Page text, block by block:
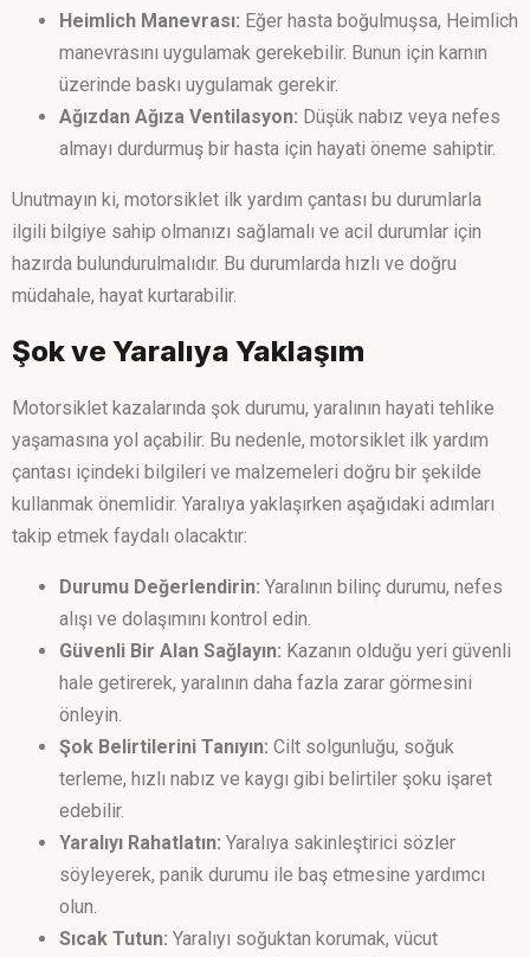
Heimlich Manevrası: Eğer hasta boğulmuşsa, Heimlich
manevrasını uygulamak gerekebilir. Bunun için karnın
üzerinde baskı uygulamak gerekir.
Ağızdan Ağıza Ventilasyon: Düşük nabız veya nefes
almayı durdurmuş bir hasta için hayati öneme sahiptir.
Unutmayın ki, motorsiklet ilk yardım çantası bu durumlarla
ilgili bilgiye sahip olmanızı sağlamalı ve acil durumlar için
hazırda bulundurulmalıdır. Bu durumlarda hızlı ve doğru
müdahale, hayat kurtarabilir.
Şok ve Yaralıya Yaklaşım
Motorsiklet kazalarında şok durumu, yaralının hayati tehlike
yaşamasına yol açabilir. Bu nedenle, motorsiklet ilk yardım
çantası içindeki bilgileri ve malzemeleri doğru bir şekilde
kullanmak önemlidir. Yaralıya yaklaşırken aşağıdaki adımları
takip etmek faydalı olacaktır:
Durumu Değerlendirin: Yaralının bilinç durumu, nefes
alışı ve dolaşımını kontrol edin.
Güvenli Bir Alan Sağlayın: Kazanın olduğu yeri güvenli
hale getirerek, yaralının daha fazla zarar görmesini
önleyin.
Şok Belirtilerini Tanıyın: Cilt solgunluğu, soğuk
terleme, hızlı nabız ve kaygı gibi belirtiler şoku işaret
edebilir.
Yaralıyı Rahatlatın: Yaralıya sakinleştirici sözler
söyleyerek, panik durumu ile baş etmesine yardımcı
olun.
Sıcak Tutun: Yaralıyı soğuktan korumak, vücut